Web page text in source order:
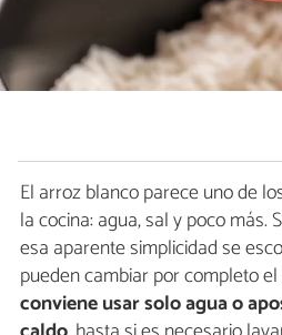
El arroz blanco parece uno de
la cocina: agua, sal y poco más.
esa aparente simplicidad se
pueden cambiar por completo
conviene usar solo agua o